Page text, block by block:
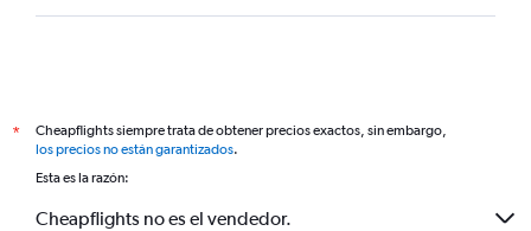
*
Cheapflights siempre trata de obtener precios exactos, sin embargo,
los precios no están garantizados.
Esta es la razón:
Cheapflights no es el vendedor.